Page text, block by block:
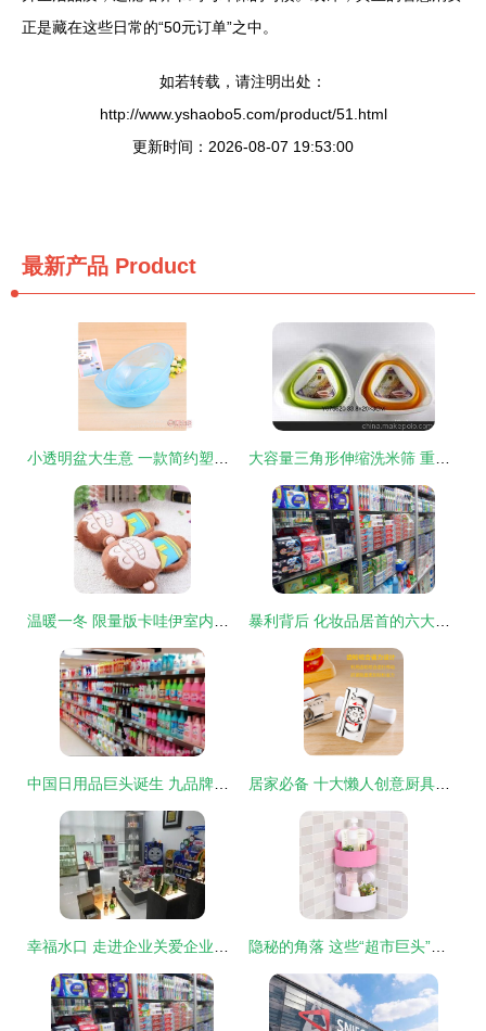
正是藏在这些日常的“50元订单”之中。
如若转载，请注明出处：
http://www.yshaobo5.com/product/51.html
更新时间：2026-08-07 19:53:00
最新产品 Product